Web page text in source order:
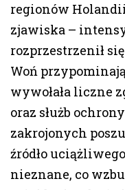
regionów
zjawiska –
rozprzestrzenił
Woń
wywołała liczne
oraz służb
zakrojonych
źródło
nieznane, co